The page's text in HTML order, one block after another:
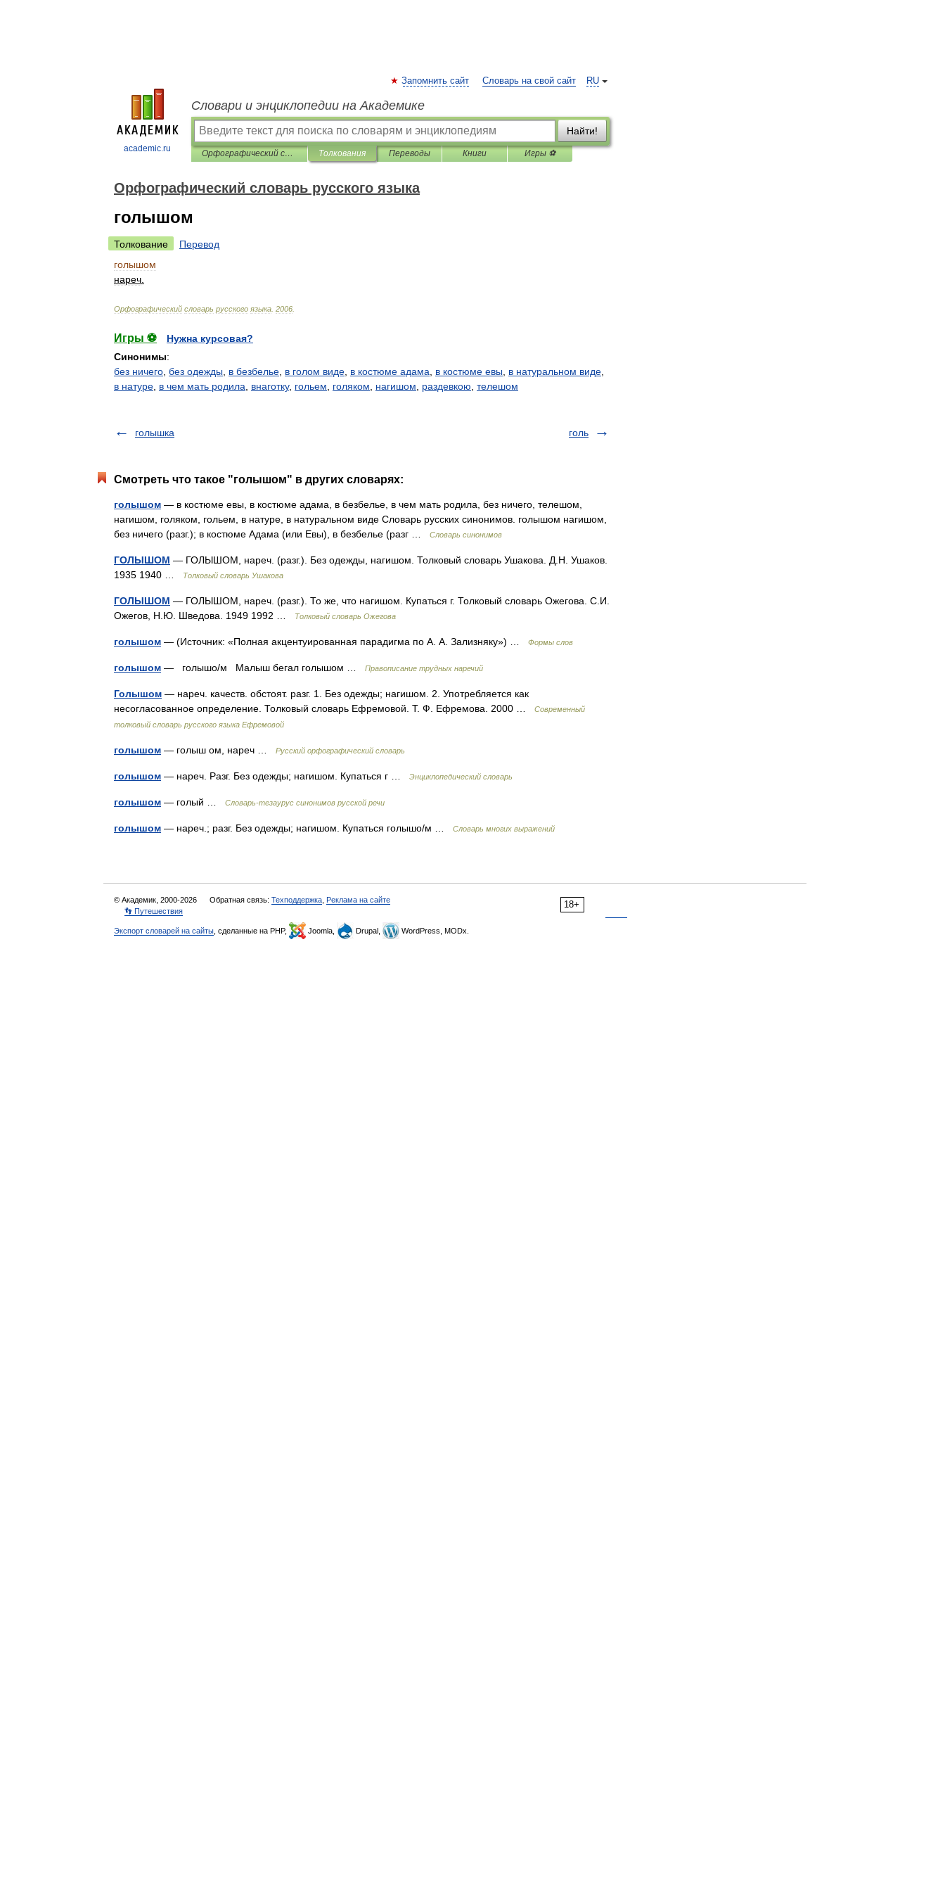
academic.ru
RU
Запомнить сайт Словарь на свой сайт
Словари и энциклопедии на Академике
Найти!
Орфографический словарь русского языка Толкования Переводы Книги Игры ⚽
Орфографический словарь русского языка
голышом
Толкование
Перевод
голышом
нареч
Орфографический словарь русского языка 2006
Игры ⚽
Нужна курсовая?
Синонимы:
без ничего без одежды в безбелье в голом виде в костюме адама в костюме евы в натуральном виде
в натуре в чем мать родила внаготку, гольем голяком нагишом раздевкою телешом
голышка голь
Смотреть что такое "голышом" в других словарях:
голышом — в костюме евы, в костюме адама, в безбелье, в чем мать родила, без ничего, телешом,
нагишом, голяком, гольем, в натуре, в натуральном виде Словарь русских синонимов. голышом нагишом,
без ничего (разг.); в костюме Адама (или Евы), в безбелье (разг …
Словарь синонимов
ГОЛЫШОМ — ГОЛЫШОМ, нареч. (разг.). Без одежды, нагишом. Толковый словарь Ушакова. Д.Н. Ушаков.
1935 1940 …
Толковый словарь Ушакова
ГОЛЫШОМ — ГОЛЫШОМ, нареч. (разг.). То же, что нагишом. Купаться г. Толковый словарь Ожегова. С.И.
Ожегов, Н.Ю. Шведова. 1949 1992 …
Толковый словарь Ожегова
голышом — (Источник: «Полная акцентуированная парадигма по А. А. Зализняку») … Формы слов
голышом — голышо/м Малыш бегал голышом … Правописание трудных наречий
Голышом — нареч. качеств. обстоят. разг. 1. Без одежды; нагишом. 2. Употребляется как
несогласованное определение. Толковый словарь Ефремовой. Т. Ф. Ефремова. 2000 …
Современный
толковый словарь русского языка Ефремовой
голышом — голыш ом, нареч … Русский орфографический словарь
голышом — нареч. Разг. Без одежды; нагишом. Купаться г … Энциклопедический словарь
голышом — голый … Словарь-тезаурус синонимов русской речи
голышом — нареч.; разг. Без одежды; нагишом. Купаться голышо/м … Словарь многих выражений
18+
© Академик, 2000-2026 Обратная связь: Техподдержка Реклама на сайте
👣 Путешествия
Экспорт словарей на сайты , сделанные на PHP, Joomla, Drupal, WordPress, MODx.